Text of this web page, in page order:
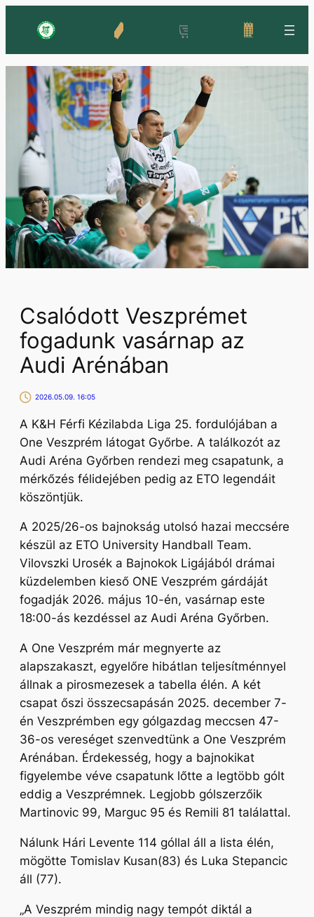
tartalomhoz
Csalódott Veszprémet
fogadunk vasárnap az
Audi Arénában
2026.05.09. 16:05
A K&H Férfi Kézilabda Liga 25. fordulójában a
One Veszprém látogat Győrbe. A találkozót az
Audi Aréna Győrben rendezi meg csapatunk, a
mérkőzés félidejében pedig az ETO legendáit
köszöntjük.
A 2025/26-os bajnokság utolsó hazai meccsére
készül az ETO University Handball Team.
Vilovszki Urosék a Bajnokok Ligájából drámai
küzdelemben kieső ONE Veszprém gárdáját
fogadják 2026. május 10-én, vasárnap este
18:00-ás kezdéssel az Audi Aréna Győrben.
A One Veszprém már megnyerte az
alapszakaszt, egyelőre hibátlan teljesítménnyel
állnak a pirosmezesek a tabella élén. A két
csapat őszi összecsapásán 2025. december 7-
én Veszprémben egy gólgazdag meccsen 47-
36-os vereséget szenvedtünk a One Veszprém
Arénában. Érdekesség, hogy a bajnokikat
figyelembe véve csapatunk lőtte a legtöbb gólt
eddig a Veszprémnek. Legjobb gólszerzőik
Martinovic 99, Marguc 95 és Remili 81 találattal.
Nálunk Hári Levente 114 góllal áll a lista élén,
mögötte Tomislav Kusan(83) és Luka Stepancic
áll (77).
„A Veszprém mindig nagy tempót diktál a